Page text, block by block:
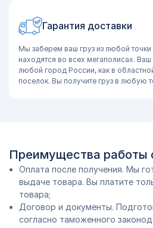
Гарантия доставки
Мы заберем ваш груз из любой точки
находятся во всех мегаполисах. Ваш
любой город России, как в
поселок. Вы получите груз в любую
Преимущества работы
Оплата после получения. Мы
выдаче товара. Вы платите
товара;
Договор и документы.
согласно таможенного